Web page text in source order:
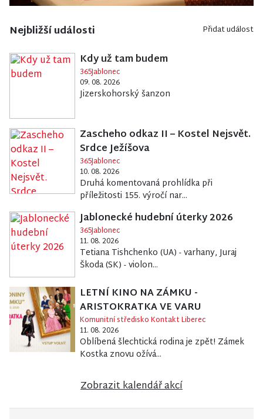
Nejbližší události Přidat událost
Kdy už tam budem
365Jablonec
09. 08. 2026
Jizerskohorský šanzon
Zascheho odkaz II – Kostel Nejsvět.
Srdce Ježíšova
365Jablonec
10. 08. 2026
Druhá komentovaná prohlídka při
příležitosti 155. výročí nar...
Jablonecké hudební úterky 2026
365Jablonec
11. 08. 2026
Tetiana Tishchenko (UA) - varhany, Juraj
Škoda (SK) - violon...
LETNÍ KINO NA ZÁMKU -
ARISTOKRATKA VE VARU
Komunitní středisko Kontakt Liberec
11. 08. 2026
Oblíbená šlechtická rodina je zpět! Zámek
Kostka znovu ožívá...
Zobrazit kalendář akcí